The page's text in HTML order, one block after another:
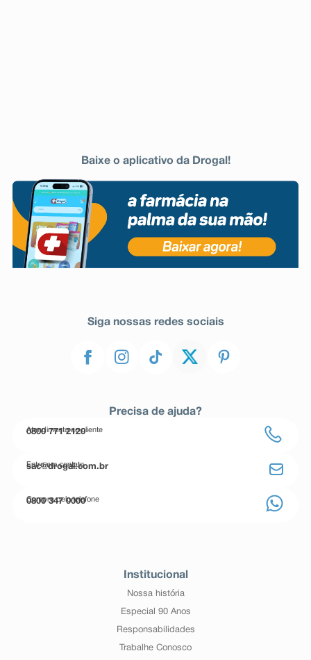
Baixe o aplicativo da Drogal!
Siga nossas redes sociais
Precisa de ajuda?
Atendimento ao cliente
0800 771 2120
Entre em contato
sac@drogal.com.br
Compre pelo telefone
0800 347 0000
Institucional
Nossa história
Especial 90 Anos
Responsabilidades
Trabalhe Conosco